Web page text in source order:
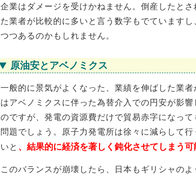
企業はダメージを受けかねません。倒産したと
た業者が比較的に多いと言う数字もでています
つつあるのかもしれません。
原油安とアベノミクス
一般的に景気がよくなった、業績を伸ばした業
はアベノミクスに伴った為替介入での円安が影
のですが、発電の資源費だけで貿易赤字になっ
問題でしょう。原子力発電所は徐々に減らして
いと 、結果的に経済を著しく鈍化させてしまう可
このバランスが崩壊したら、日本もギリシャの